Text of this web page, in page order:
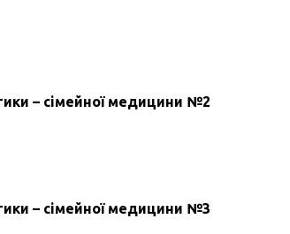
– сімейної медицини №2
– сімейної медицини №3